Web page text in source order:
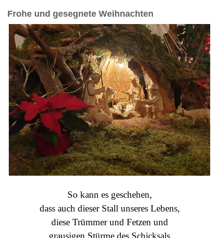
Frohe und gesegnete Weihnachten
So kann es geschehen,
dass auch dieser Stall unseres Lebens,
diese Trümmer und Fetzen und
grausigen Stürme des Schicksals